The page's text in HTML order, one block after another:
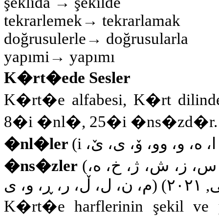
tekrarlemek→ tekrarlamak
doğrusulerle→ doğrusularla
yapımi→ yapımı
K�rt�ede Sesler
K�rt�e alfabesi, K�rt
8�i �nl�, 25�i �ns�zd�r.
�nl�ler (i ا، ه، و، وو، ۆ، ى، ێ،
�ns�zler (ز، ش، ژ، خ، ه،
م، ن، ل، ڵ، ر، ڕ، و، ى) (
K�rt�e harflerinin şekil ve